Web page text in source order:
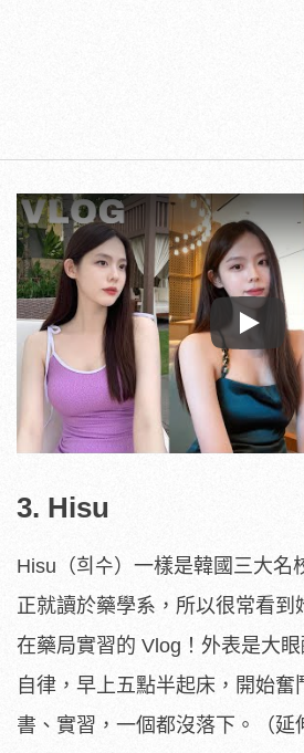
Play
3. Hisu
Hisu（희수）一樣是韓國三大
正就讀於藥學系，所以很常看到
在藥局實習的 Vlog！外表是大
自律，早上五點半起床，開始奮
書、實習，一個都沒落下。
（